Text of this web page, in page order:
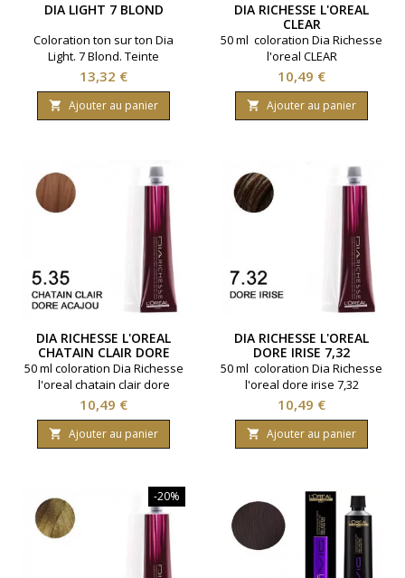
DIA LIGHT 7 BLOND
Coloration ton sur ton Dia
Light. 7 Blond. Teinte
naturelle, fonce en légèreté
sans éclaircir. Marque L'Oreal
Professionnel. Contenance :
50 ml.
Prix
13,32 €
 Ajouter au panier
DIA RICHESSE L'OREAL
CLEAR
50 ml coloration Dia Richesse
l'oreal CLEAR
Prix
10,49 €
 Ajouter au panier
DIA RICHESSE L'OREAL
CHATAIN CLAIR DORE
ACAJOU 5,35
50 ml coloration Dia Richesse
l'oreal chatain clair dore
acajou 5,35
Prix
10,49 €
 Ajouter au panier
DIA RICHESSE L'OREAL
DORE IRISE 7,32
50 ml coloration Dia Richesse
l'oreal dore irise 7,32
Prix
10,49 €
 Ajouter au panier
-20%